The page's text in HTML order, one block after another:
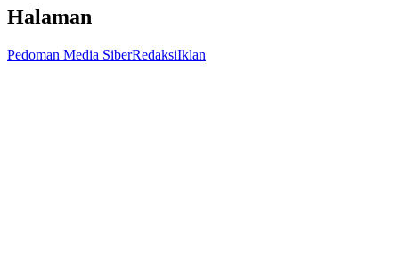
Halaman
Pedoman Media SiberRedaksiIklan